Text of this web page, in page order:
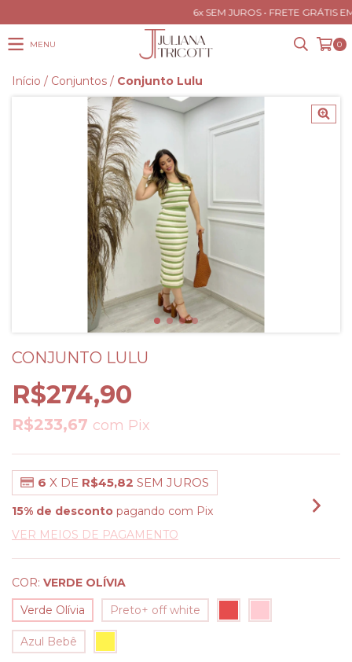
6x SEM JUROS • FRETE GRÁTIS
MENU 0
Início / Conjuntos / Conjunto Lulu
CONJUNTO LULU
R$274,90
R$233,67 com Pix
6 X DE R$45,82 SEM JUROS
15% de desconto pagando com Pix
VER MEIOS DE PAGAMENTO
COR: VERDE OLÍVIA
Verde Olívia
Preto+ off white
Azul Bebê